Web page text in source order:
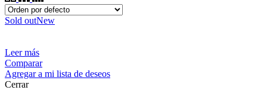
Sold outNew
Leer más
Comparar
Agregar a mi lista de deseos
Cerrar